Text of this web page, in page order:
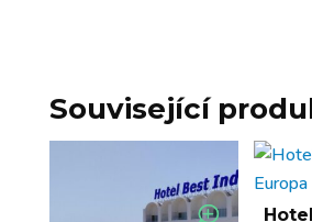
Související